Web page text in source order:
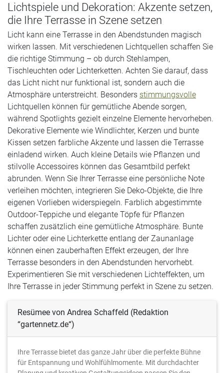
Lichtspiele und Dekoration: Akzente setzen,
die Ihre Terrasse in Szene setzen
Licht kann eine Terrasse in den Abendstunden magisch
wirken lassen. Mit verschiedenen Lichtquellen schaffen Sie
die richtige Stimmung – ob durch Stehlampen,
Tischleuchten oder Lichterketten. Achten Sie darauf, dass
das Licht nicht nur funktional ist, sondern auch die
Atmosphäre unterstreicht. Besonders stimmungsvolle
Lichtquellen können für gemütliche Abende sorgen,
während Spotlights gezielt einzelne Elemente hervorheben.
Dekorative Elemente wie Windlichter, Kerzen und bunte
Kissen setzen farbliche Akzente und lassen die Terrasse
einladend wirken. Auch kleine Details wie Pflanzen und
stilvolle Accessoires können das Gesamtbild perfekt
abrunden. Wenn Sie Ihrer Terrasse eine persönliche Note
verleihen möchten, integrieren Sie Deko-Objekte, die Ihre
eigenen Vorlieben widerspiegeln. Farblich abgestimmte
Outdoor-Teppiche und elegante Töpfe für Pflanzen
schaffen zusätzlich eine gemütliche Atmosphäre. Bunte
Lichter oder eine Lichterkette entlang der Zaunanlage
können einen zauberhaften Effekt erzeugen, der Ihre
Terrasse besonders in den Abendstunden hervorhebt.
Experimentieren Sie mit verschiedenen Lichteffekten, um
Ihre Terrasse in jeder Stimmung perfekt in Szene zu setzen.
Resümee von Andrea Schaffeld (Redaktion
“gartennetz.de“)
Ihre Terrasse bietet das ganze Jahr über die perfekte Bühne
für Entspannung und Wohlfühlmomente. Mit durchdachter